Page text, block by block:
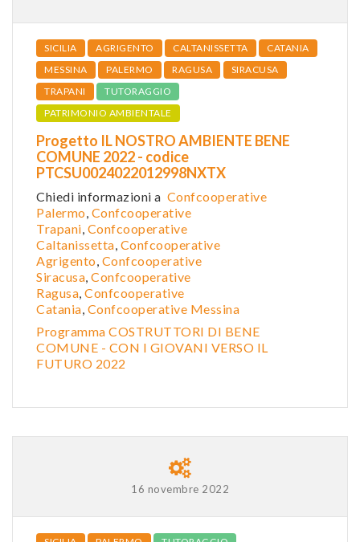
SICILIA AGRIGENTO CALTANISSETTA
CATANIA
MESSINA
PALERMO RAGUSA
SIRACUSA
TRAPANI
TUTORAGGIO
PATRIMONIO AMBIENTALE
Progetto IL NOSTRO AMBIENTE BENE
COMUNE 2022 - codice
PTCSU0024022012998NXTX
Chiedi informazioni a Confcooperative
Palermo, Confcooperative
Trapani, Confcooperative
Caltanissetta, Confcooperative
Agrigento, Confcooperative
Siracusa, Confcooperative
Ragusa, Confcooperative
Catania, Confcooperative Messina
Programma COSTRUTTORI DI BENE
COMUNE - CON I GIOVANI VERSO IL
FUTURO 2022
16 novembre 2022